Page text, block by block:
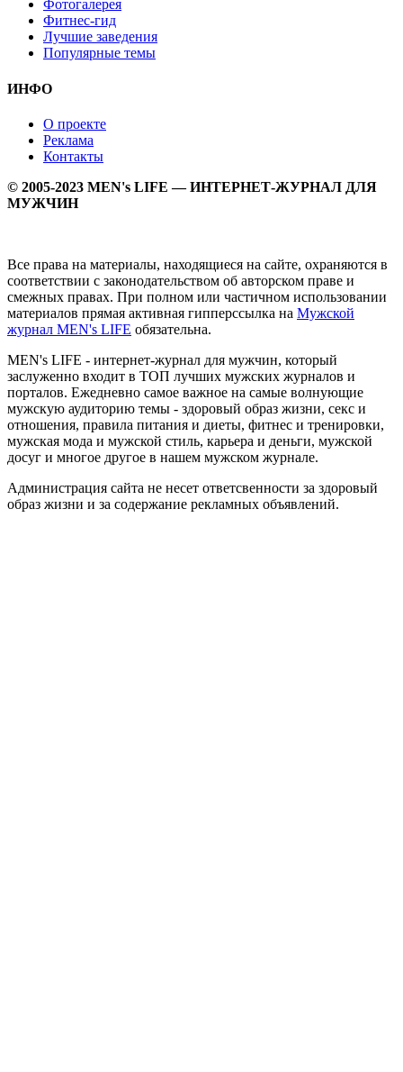
Фотогалерея
Фитнес-гид
Лучшие заведения
Популярные темы
ИНФО
О проекте
Реклама
Контакты
© 2005-2023 MEN's LIFE — ИНТЕРНЕТ-ЖУРНАЛ ДЛЯ
МУЖЧИН
Все права на материалы, находящиеся на сайте, охраняются в
соответствии с законодательством об авторском праве и
смежных правах. При полном или частичном использовании
материалов прямая активная гипперссылка на Мужской
журнал MEN's LIFE обязательна.
MEN's LIFE - интернет-журнал для мужчин, который
заслуженно входит в ТОП лучших мужских журналов и
порталов. Ежедневно самое важное на самые волнующие
мужскую аудиторию темы - здоровый образ жизни, секс и
отношения, правила питания и диеты, фитнес и тренировки,
мужская мода и мужской стиль, карьера и деньги, мужской
досуг и многое другое в нашем мужском журнале.
Администрация сайта не несет ответсвенности за здоровый
образ жизни и за содержание рекламных объявлений.